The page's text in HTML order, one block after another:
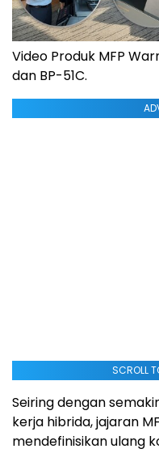
Video Produk MFP
dan BP-51C.
SCROLL
Seiring dengan
kerja hibrida, jajaran
mendefinisikan ulang